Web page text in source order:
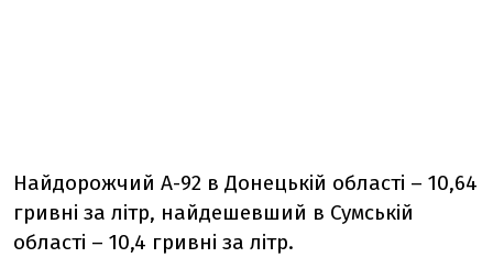
Найдорожчий А-92 в Донецькій області – 10,64
гривні за літр, найдешевший в Сумській
області – 10,4 гривні за літр.